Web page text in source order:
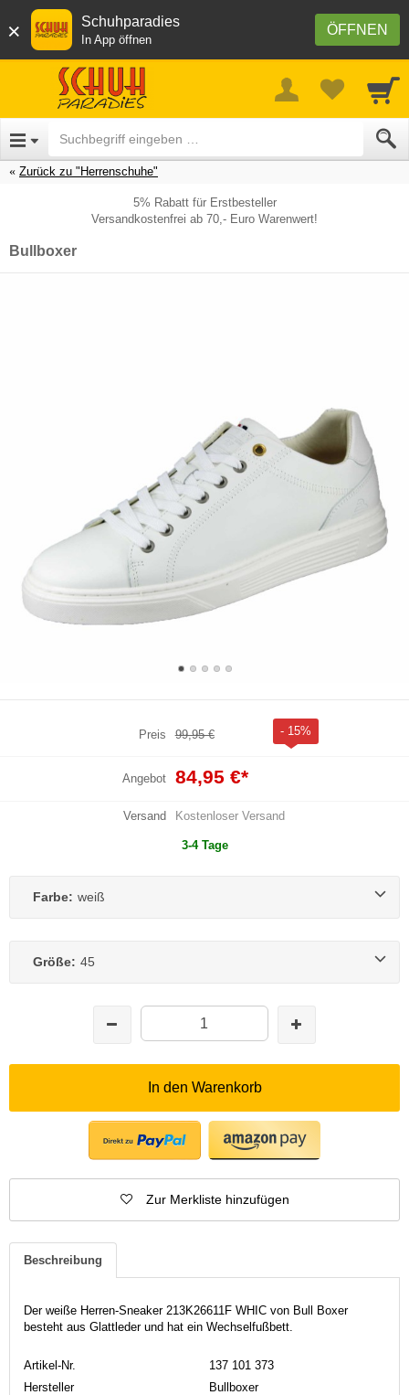
× ÖFFNEN
Schuhparadies
In App öffnen
Zurück zu "Herrenschuhe"
5% Rabatt für Erstbesteller
Versandkostenfrei ab 70,- Euro Warenwert!
Bullboxer
Preis 99,95 € - 15%
Angebot 84,95 €*
Versand Kostenloser Versand
3-4 Tage
Farbe: weiß
Größe: 45
In den Warenkorb
Zur Merkliste hinzufügen
Beschreibung
Der weiße Herren-Sneaker 213K26611F WHIC von Bull Boxer
besteht aus Glattleder und hat ein Wechselfußbett.
Artikel-Nr.
137 101 373
Hersteller
Bullboxer